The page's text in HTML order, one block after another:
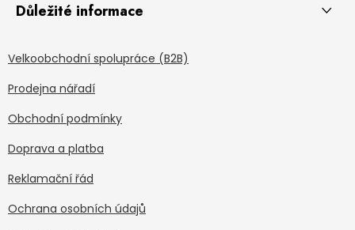
Důležité informace
Velkoobchodní spolupráce (B2B)
Prodejna nářadí
Obchodní podmínky
Doprava a platba
Reklamační řád
Ochrana osobních údajů